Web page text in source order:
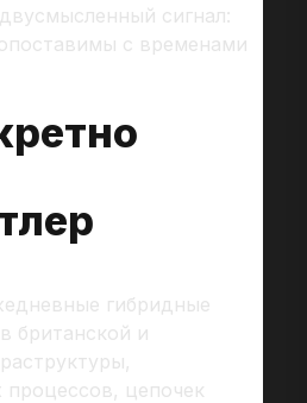
сигнал:
с временами
гибридные
британской и
процессов, цепочек